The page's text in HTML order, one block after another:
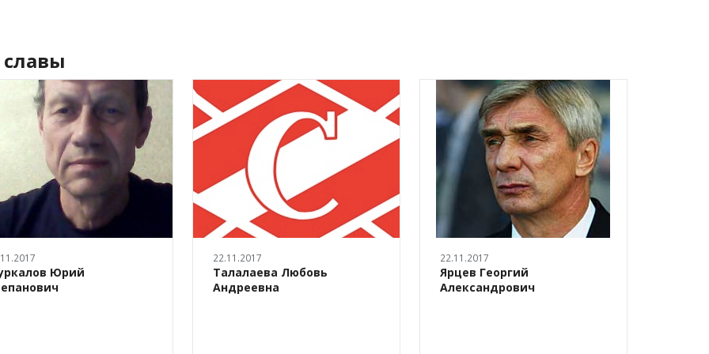
Юрий
22.11.2017
Талалаева Любовь
Андреевна
22.11.2017
Ярцев Георгий
Александрович